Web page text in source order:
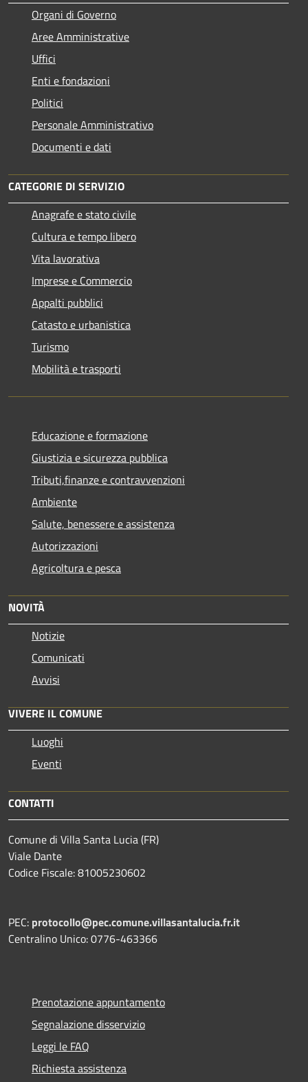
Organi di Governo
Aree Amministrative
Uffici
Enti e fondazioni
Politici
Personale Amministrativo
Documenti e dati
CATEGORIE DI SERVIZIO
Anagrafe e stato civile
Cultura e tempo libero
Vita lavorativa
Imprese e Commercio
Appalti pubblici
Catasto e urbanistica
Turismo
Mobilità e trasporti
Educazione e formazione
Giustizia e sicurezza pubblica
Tributi,finanze e contravvenzioni
Ambiente
Salute, benessere e assistenza
Autorizzazioni
Agricoltura e pesca
NOVITÀ
Notizie
Comunicati
Avvisi
VIVERE IL COMUNE
Luoghi
Eventi
CONTATTI
Comune di Villa Santa Lucia (FR)
Viale Dante
Codice Fiscale: 81005230602
PEC: protocollo@pec.comune.villasantalucia.fr.it
Centralino Unico: 0776-463366
Prenotazione appuntamento
Segnalazione disservizio
Leggi le FAQ
Richiesta assistenza